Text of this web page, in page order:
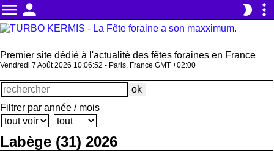
menu person brightness_2 more_vert
Premier site dédié à l'actualité des fêtes foraines en France
Vendredi 7 Août 2026 10:06:53 - Paris, France GMT +02:00
Filtrer par année / mois
Labège (31) 2026